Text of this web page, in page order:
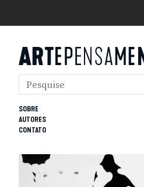
SOBRE
AUTORES
CONTATO